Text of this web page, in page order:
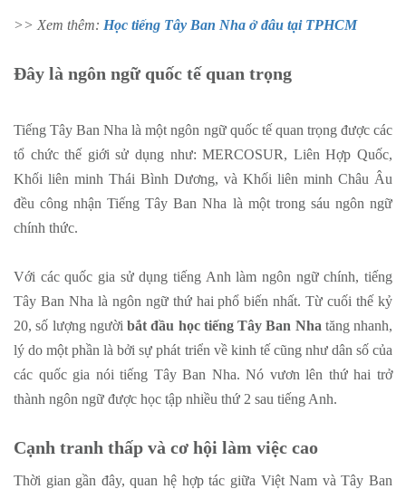
>> Xem thêm: Học tiếng Tây Ban Nha ở đâu tại TPHCM
Đây là ngôn ngữ quốc tế quan trọng
Tiếng Tây Ban Nha là một ngôn ngữ quốc tế quan trọng được các
tổ chức thế giới sử dụng như: MERCOSUR, Liên Hợp Quốc,
Khối liên minh Thái Bình Dương, và Khối liên minh Châu Âu
đều công nhận Tiếng Tây Ban Nha là một trong sáu ngôn ngữ
chính thức.
Với các quốc gia sử dụng tiếng Anh làm ngôn ngữ chính, tiếng
Tây Ban Nha là ngôn ngữ thứ hai phổ biến nhất. Từ cuối thế kỷ
20, số lượng người bắt đầu học tiếng Tây Ban Nha tăng nhanh,
lý do một phần là bởi sự phát triển về kinh tế cũng như dân số của
các quốc gia nói tiếng Tây Ban Nha. Nó vươn lên thứ hai trở
thành ngôn ngữ được học tập nhiều thứ 2 sau tiếng Anh.
Cạnh tranh thấp và cơ hội làm việc cao
Thời gian gần đây, quan hệ hợp tác giữa Việt Nam và Tây Ban